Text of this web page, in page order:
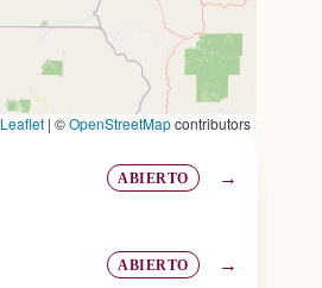
Leaflet | ©OpenStreetMapcontributors
ABIERTO →
ABIERTO →